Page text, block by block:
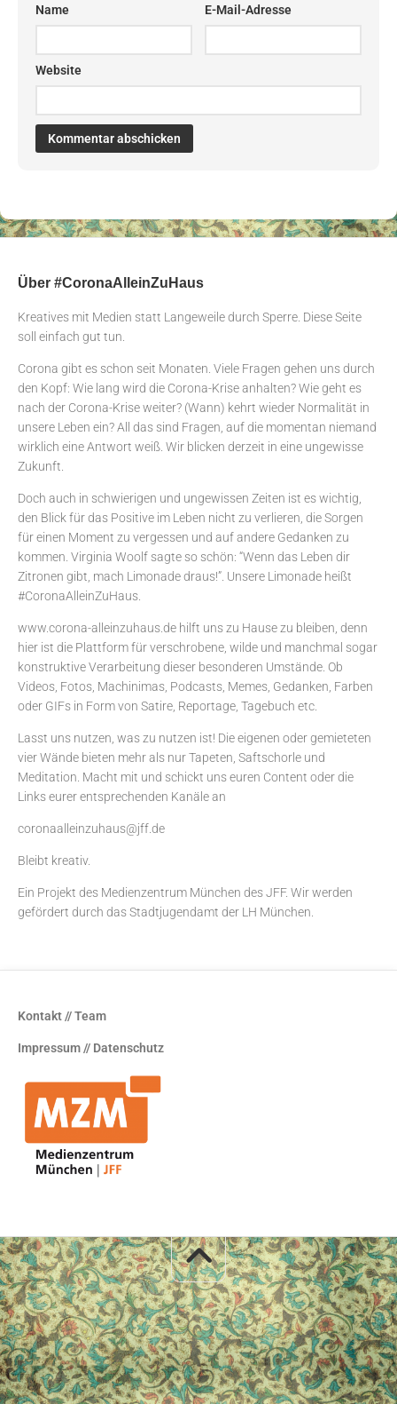
Name E-Mail-Adresse
Website
Über #CoronaAlleinZuHaus
Kreatives mit Medien statt Langeweile durch Sperre. Diese Seite
soll einfach gut tun.
Corona gibt es schon seit Monaten. Viele Fragen gehen uns durch
den Kopf: Wie lang wird die Corona-Krise anhalten? Wie geht es
nach der Corona-Krise weiter? (Wann) kehrt wieder Normalität in
unsere Leben ein? All das sind Fragen, auf die momentan niemand
wirklich eine Antwort weiß. Wir blicken derzeit in eine ungewisse
Zukunft.
Doch auch in schwierigen und ungewissen Zeiten ist es wichtig,
den Blick für das Positive im Leben nicht zu verlieren, die Sorgen
für einen Moment zu vergessen und auf andere Gedanken zu
kommen. Virginia Woolf sagte so schön: “Wenn das Leben dir
Zitronen gibt, mach Limonade draus!”. Unsere Limonade heißt
#CoronaAlleinZuHaus.
www.corona-alleinzuhaus.de hilft uns zu Hause zu bleiben, denn
hier ist die Plattform für verschrobene, wilde und manchmal sogar
konstruktive Verarbeitung dieser besonderen Umstände. Ob
Videos, Fotos, Machinimas, Podcasts, Memes, Gedanken, Farben
oder GIFs in Form von Satire, Reportage, Tagebuch etc.
Lasst uns nutzen, was zu nutzen ist! Die eigenen oder gemieteten
vier Wände bieten mehr als nur Tapeten, Saftschorle und
Meditation. Macht mit und schickt uns euren Content oder die
Links eurer entsprechenden Kanäle an
coronaalleinzuhaus@jff.de
Bleibt kreativ.
Ein Projekt des Medienzentrum München des JFF. Wir werden
gefördert durch das Stadtjugendamt der LH München.
Kontakt // Team
Impressum // Datenschutz
.